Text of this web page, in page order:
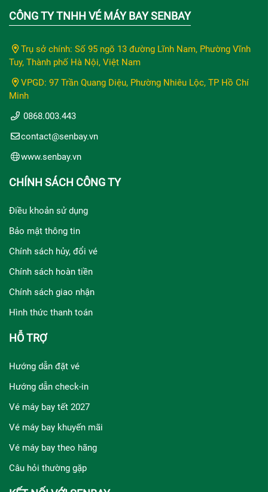
CÔNG TY TNHH VÉ MÁY BAY SENBAY
Trụ sở chính: Số 95 ngõ 13 đường Lĩnh Nam, Phường Vĩnh
Tuy, Thành phố Hà Nội, Việt Nam
VPGD: 97 Trần Quang Diệu, Phường Nhiêu Lộc, TP Hồ Chí
Minh
0868.003.443
contact@senbay.vn
www.senbay.vn
CHÍNH SÁCH CÔNG TY
Điều khoản sử dụng
Bảo mật thông tin
Chính sách hủy, đổi vé
Chính sách hoàn tiền
Chính sách giao nhận
Hình thức thanh toán
HỖ TRỢ
Hướng dẫn đặt vé
Hướng dẫn check-in
Vé máy bay tết 2027
Vé máy bay khuyến mãi
Vé máy bay theo hãng
Câu hỏi thường gặp